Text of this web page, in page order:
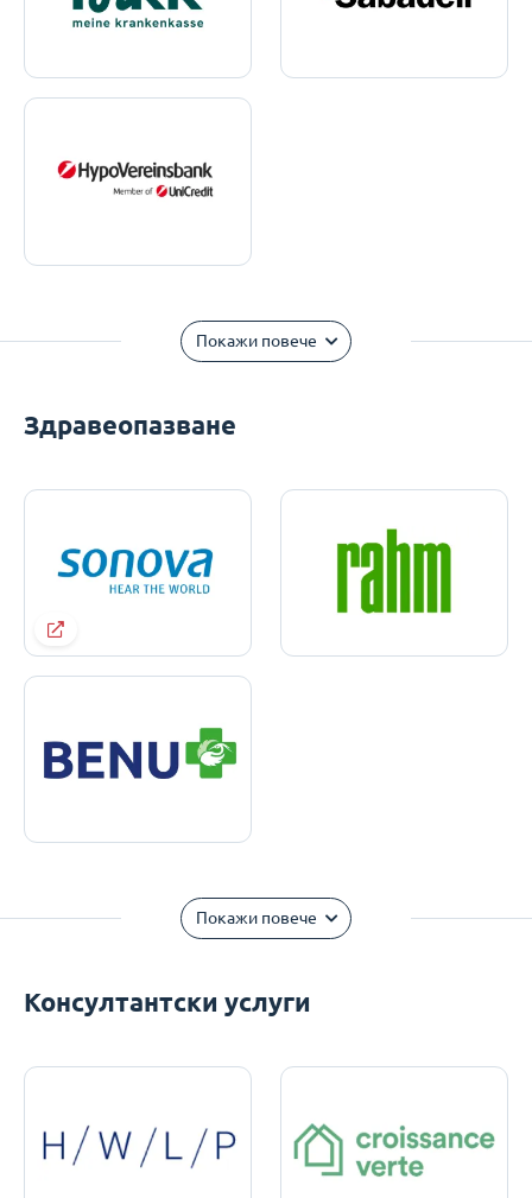
Покажи повече
Здравеопазване
Покажи повече
Консултантски услуги